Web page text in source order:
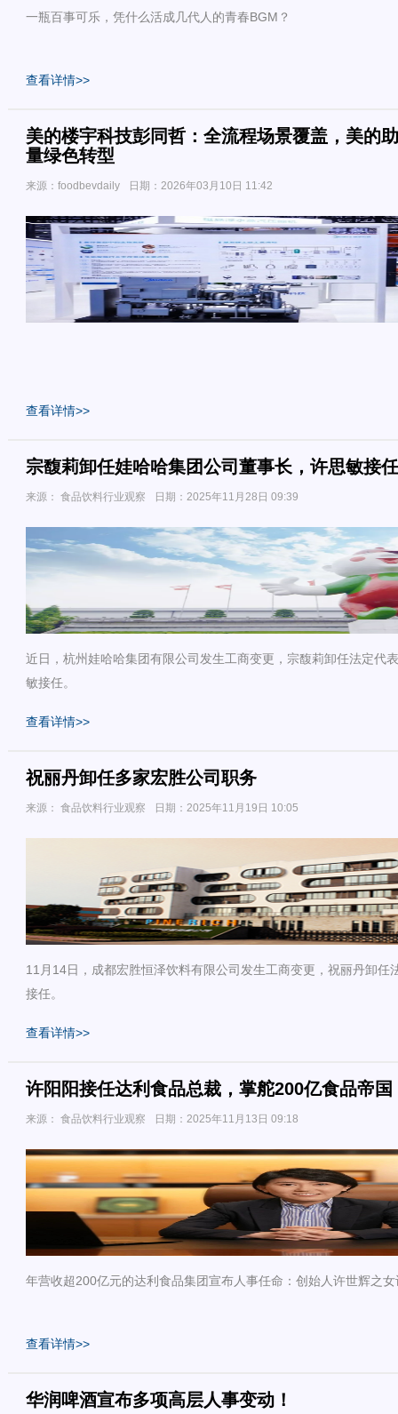
一瓶百事可乐，凭什么活成几代人的青春BGM？
查看详情>>
美的楼宇科技彭同哲：全流程场景覆盖，美的
量绿色转型
来源：foodbevdaily 日期：2026年03月10日 11:42
查看详情>>
宗馥莉卸任娃哈哈集团公司董事长，许思敏接
来源： 食品饮料行业观察 日期：2025年11月28日 09:39
近日，杭州娃哈哈集团有限公司发生工商变更，宗馥莉卸任法定代
敏接任。
查看详情>>
祝丽丹卸任多家宏胜公司职务
来源： 食品饮料行业观察 日期：2025年11月19日 10:05
11月14日，成都宏胜恒泽饮料有限公司发生工商变更，祝丽丹卸任
接任。
查看详情>>
许阳阳接任达利食品总裁，掌舵200亿食品帝国
来源： 食品饮料行业观察 日期：2025年11月13日 09:18
年营收超200亿元的达利食品集团宣布人事任命：创始人许世辉之
查看详情>>
华润啤酒宣布多项高层人事变动！